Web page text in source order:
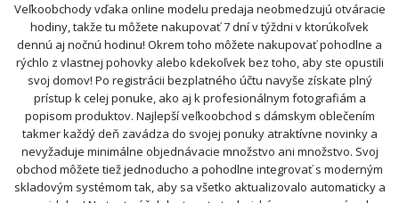
Veľkoobchody vďaka online modelu predaja neobmedzujú otváracie
hodiny, takže tu môžete nakupovať 7 dní v týždni v ktorúkoľvek
dennú aj nočnú hodinu! Okrem toho môžete nakupovať pohodlne a
rýchlo z vlastnej pohovky alebo kdekoľvek bez toho, aby ste opustili
svoj domov! Po registrácii bezplatného účtu navyše získate plný
prístup k celej ponuke, ako aj k profesionálnym fotografiám a
popisom produktov. Najlepší veľkoobchod s dámskym oblečením
takmer každý deň zavádza do svojej ponuky atraktívne novinky a
nevyžaduje minimálne objednávacie množstvo ani množstvo. Svoj
obchod môžete tiež jednoducho a pohodlne integrovať s moderným
skladovým systémom tak, aby sa všetko aktualizovalo automaticky a